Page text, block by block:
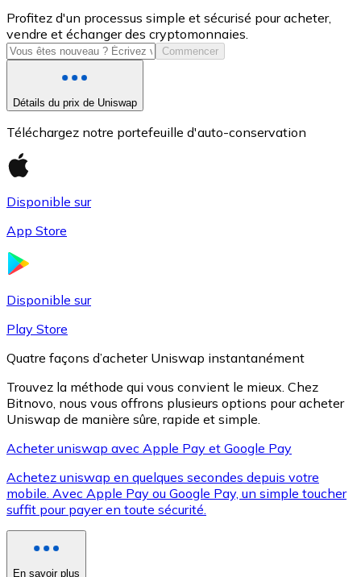
USD Coin
USDC
XRP
XRP
Profitez d'un processus simple et sécurisé pour acheter,
vendre et échanger des cryptomonnaies.
Commencer
Détails du prix de Uniswap
Téléchargez notre portefeuille d'auto-conservation
Disponible sur
App Store
Disponible sur
Play Store
Quatre façons d’acheter Uniswap instantanément
Trouvez la méthode qui vous convient le mieux. Chez
Bitnovo, nous vous offrons plusieurs options pour acheter
Uniswap de manière sûre, rapide et simple.
Acheter uniswap avec Apple Pay et Google Pay
Achetez uniswap en quelques secondes depuis votre
mobile. Avec Apple Pay ou Google Pay, un simple toucher
suffit pour payer en toute sécurité.
En savoir plus